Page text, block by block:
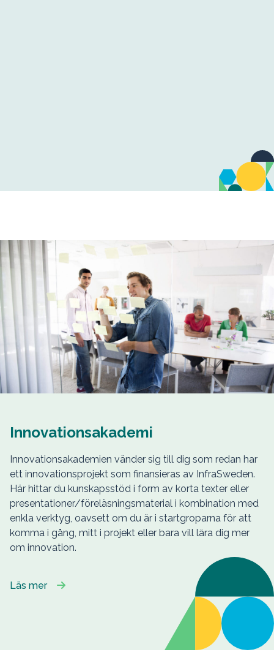
Innovationsakademi
Innovationsakademien vänder sig till dig som redan har
ett innovationsprojekt som finansieras av InfraSweden.
Här hittar du kunskapsstöd i form av korta texter eller
presentationer/föreläsningsmaterial i kombination med
enkla verktyg, oavsett om du är i startgroparna för att
komma i gång, mitt i projekt eller bara vill lära dig mer
om innovation.
Läs mer